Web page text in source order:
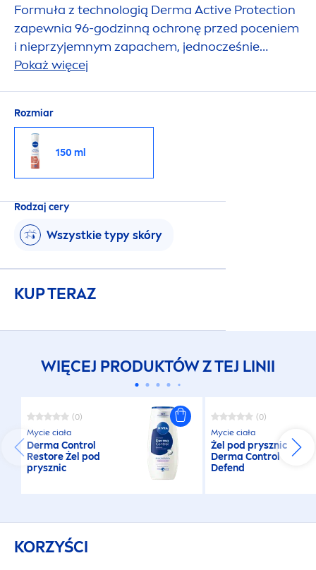
Formuła z technologią Derma Active Protection
zapewnia 96-godzinną ochronę przed poceniem
i nieprzyjemnym zapachem, jednocześnie
chroniąc skórę.
Pokaż więcej
Rozmiar
150 ml
Rodzaj cery
Wszystkie typy skóry
KUP TERAZ
WIĘCEJ PRODUKTÓW Z TEJ LINII
(0)
Mycie ciała
Derma Control
Restore Żel pod
prysznic
(0)
Mycie ciała
Żel pod prysznic
Derma Control
Defend
KORZYŚCI